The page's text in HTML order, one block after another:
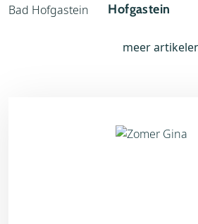
Hofgastein
meer